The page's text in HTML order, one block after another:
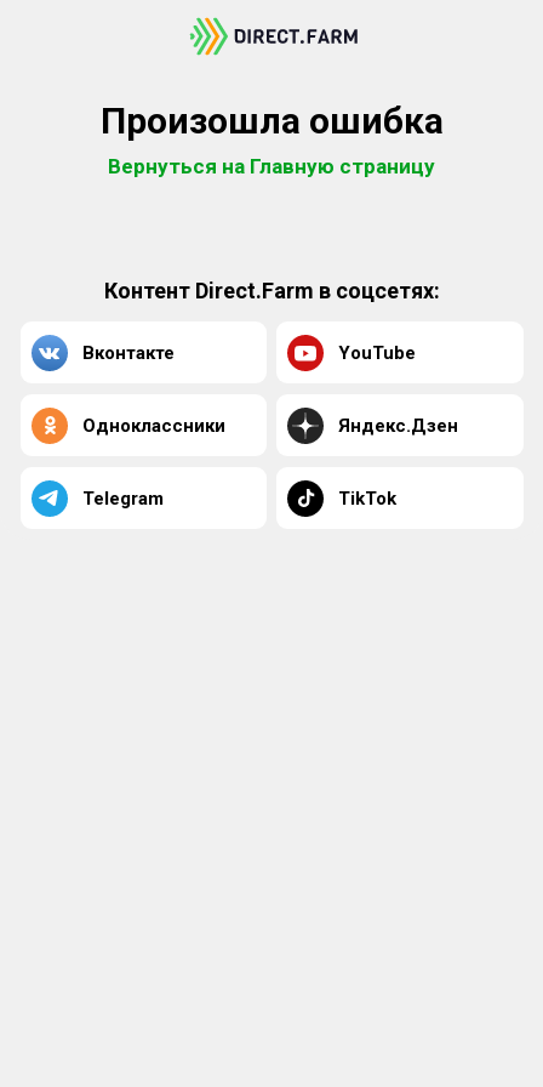
Произошла ошибка
Вернуться на Главную страницу
Контент Direct.Farm в соцсетях:
Вконтакте YouTube
Одноклассники Яндекс.Дзен
Telegram TikTok